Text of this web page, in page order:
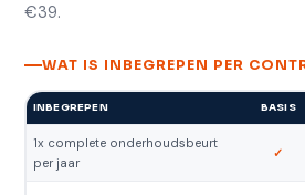
€39.
WAT IS INBEGREPEN PER
INBEGREPEN BASIS
1x complete onderhoudsbeurt
per jaar
✓